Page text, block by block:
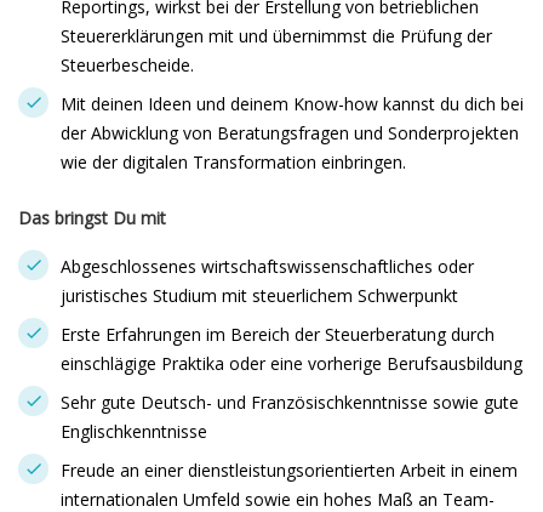
Reportings, wirkst bei der Erstellung von betrieblichen
Steuererklärungen mit und übernimmst die Prüfung der
Steuerbescheide.
Mit deinen Ideen und deinem Know-how kannst du dich bei
der Abwicklung von Beratungsfragen und Sonderprojekten
wie der digitalen Transformation einbringen.
Das bringst Du mit
Abgeschlossenes wirtschaftswissenschaftliches oder
juristisches Studium mit steuerlichem Schwerpunkt
Erste Erfahrungen im Bereich der Steuerberatung durch
einschlägige Praktika oder eine vorherige Berufsausbildung
Sehr gute Deutsch- und Französischkenntnisse sowie gute
Englischkenntnisse
Freude an einer dienstleistungsorientierten Arbeit in einem
internationalen Umfeld sowie ein hohes Maß an Team-